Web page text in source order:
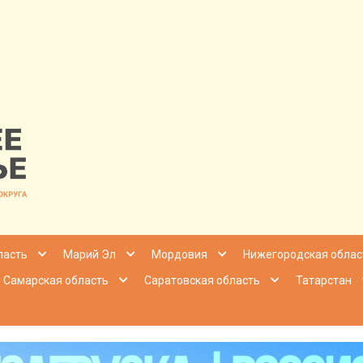
|Марий Эл Мордовия
Нижегородская
Самарская область Саратовская область
Татарстан